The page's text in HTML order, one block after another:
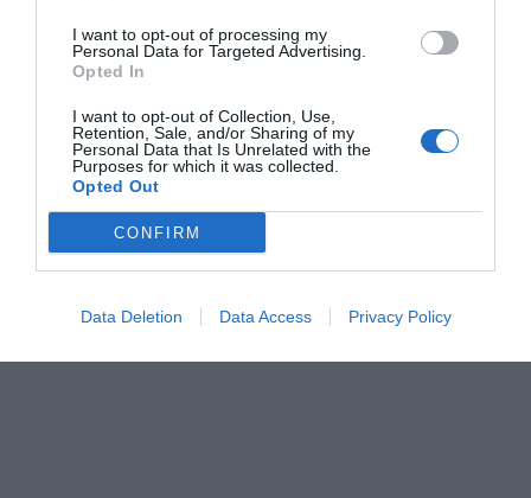
I want to opt-out of processing my
Personal Data for Targeted Advertising.
Opted In
I want to opt-out of Collection, Use,
Retention, Sale, and/or Sharing of my
Personal Data that Is Unrelated with the
Purposes for which it was collected.
Opted Out
CONFIRM
Data Deletion Data Access Privacy Policy